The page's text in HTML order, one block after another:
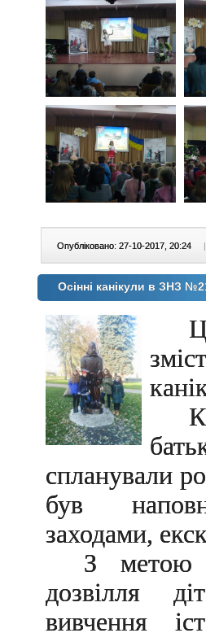
Опубліковано: 27-10-2017, 20:24
Осінні канікули в ЗНЗ
спланували
був
заходами,
З метою
дозвілля
вивчення